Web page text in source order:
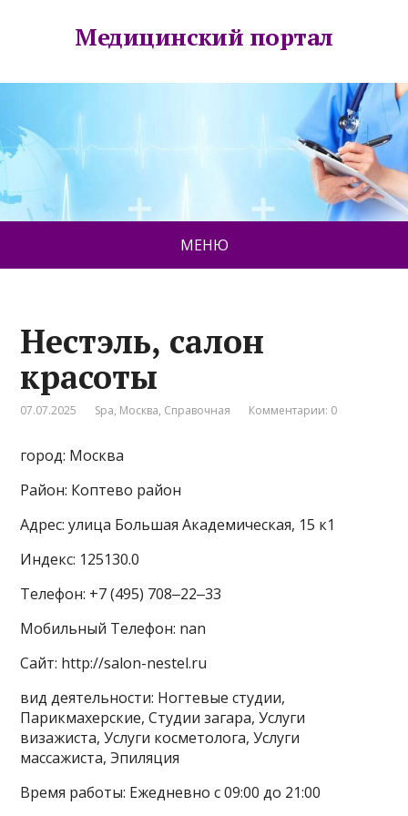
Медицинский портал
МЕНЮ
Нестэль, салон
красоты
07.07.2025 Spa, Москва, Справочная Комментарии: 0
город: Москва
Район: Коптево район
Адрес: улица Большая Академическая, 15 к1
Индекс: 125130.0
Телефон: +7 (495) 708‒22‒33
Мобильный Телефон: nan
Сайт: http://salon-nestel.ru
вид деятельности: Ногтевые студии,
Парикмахерские, Студии загара, Услуги
визажиста, Услуги косметолога, Услуги
массажиста, Эпиляция
Время работы: Ежедневно с 09:00 до 21:00